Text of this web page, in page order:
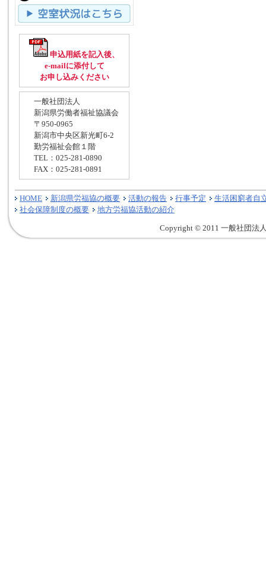
申込用紙を記入後、
e-mailに添付して
お申し込みください
一般社団法人
新潟県労働者福祉協議会
〒950-0965
新潟市中央区新光町6-2
勤労福祉会館１階
TEL：025-281-0890
FAX：025-281-0891
HOME 新潟県労福協の概要 活動の報告 行事予定
生活困窮者自
社会保障制度の概要
地方労福協活動の紹介
Copyright © 2011 一般社団法